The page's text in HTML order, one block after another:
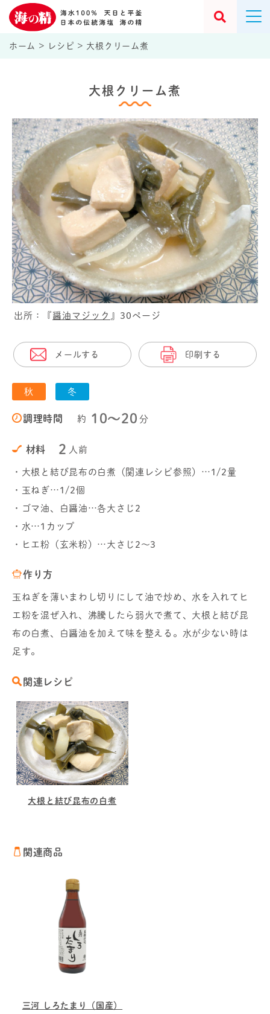
ホーム > レシピ > 大根クリーム煮
大根クリーム煮
出所：『 醤油マジック 』30ページ
メールする 印刷する
秋 冬
調理時間 約 10〜20 分
材料 2 人前
・大根と結び昆布の白煮（関連レシピ参照）…1/2量
・玉ねぎ…1/2個
・ゴマ油、白醤油…各大さじ2
・水…1カップ
・ヒエ粉（玄米粉）…大さじ2～3
作り方
玉ねぎを薄いまわし切りにして油で炒め、水を入れてヒ
エ粉を混ぜ入れ、沸騰したら弱火で煮て、大根と結び昆
布の白煮、白醤油を加えて味を整える。水が少ない時は
足す。
関連レシピ
大根と結び昆布の白煮
関連商品
三河 しろたまり（国産）